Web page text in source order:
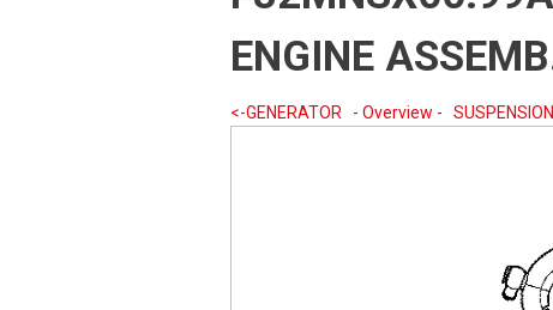
ENGINE
<-GENERATOR - Overview -